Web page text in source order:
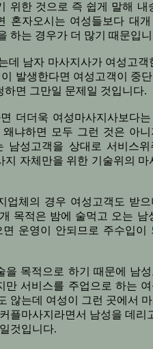
위한 것으로 즉 쉽게 말해 내
혼자오시는 여성들보다 대
하는 경우가 더 많기 때문입
데 남자 마사지사가 여성고객
발생한다면 여성고객이 중
하면 그만일 문제일 것입니다.
더더욱 여성마사지사보다
냐하면 모두 그런 것은 아니
남성고객을 상대로 서비스
지 자체만을 위한 기술위의 마
업체의 경우 여성고객도 받으
목적은 밤에 술먹고 오는 남
운영이 안되므로 주수입이
을 목적으로 하기 때문에 남
만 서비스를 주업으로 하는
않는데 여성이 그런 곳에서
플마사지라면서 남성을 데리
것입니다.